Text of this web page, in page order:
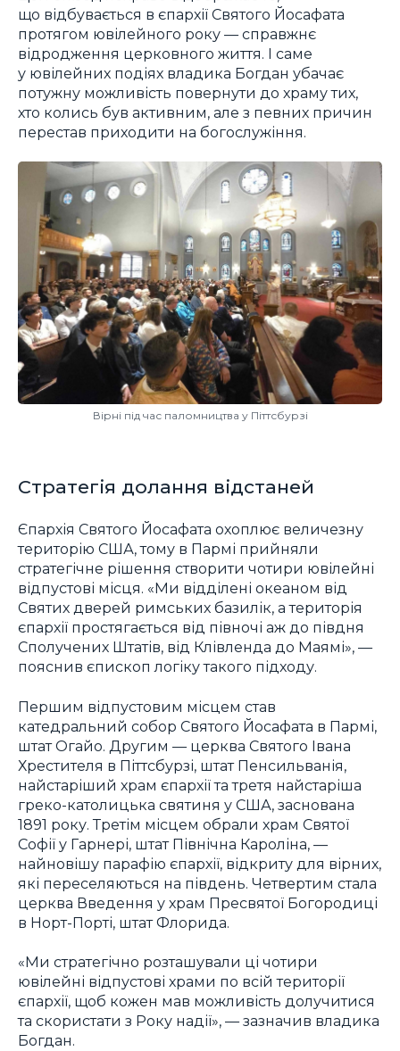
що відбувається в єпархії Святого Йосафата
протягом ювілейного року — справжнє
відродження церковного життя. І саме
у ювілейних подіях владика Богдан убачає
потужну можливість повернути до храму тих,
хто колись був активним, але з певних причин
перестав приходити на богослужіння.
Вірні під час паломництва у Піттсбурзі
Стратегія долання відстаней
Єпархія Святого Йосафата охоплює величезну
територію США, тому в Пармі прийняли
стратегічне рішення створити чотири ювілейні
відпустові місця. «Ми відділені океаном від
Святих дверей римських базилік, а територія
єпархії простягається від півночі аж до півдня
Сполучених Штатів, від Клівленда до Маямі», —
пояснив єпископ логіку такого підходу.
Першим відпустовим місцем став
катедральний собор Святого Йосафата в Пармі,
штат Огайо. Другим — церква Святого Івана
Хрестителя в Піттсбурзі, штат Пенсильванія,
найстаріший храм єпархії та третя найстаріша
греко-католицька святиня у США, заснована
1891 року. Третім місцем обрали храм Святої
Софії у Гарнері, штат Північна Кароліна, —
найновішу парафію єпархії, відкриту для вірних,
які переселяються на південь. Четвертим стала
церква Введення у храм Пресвятої Богородиці
в Норт-Порті, штат Флорида.
«Ми стратегічно розташували ці чотири
ювілейні відпустові храми по всій території
єпархії, щоб кожен мав можливість долучитися
та скористати з Року надії», — зазначив владика
Богдан.